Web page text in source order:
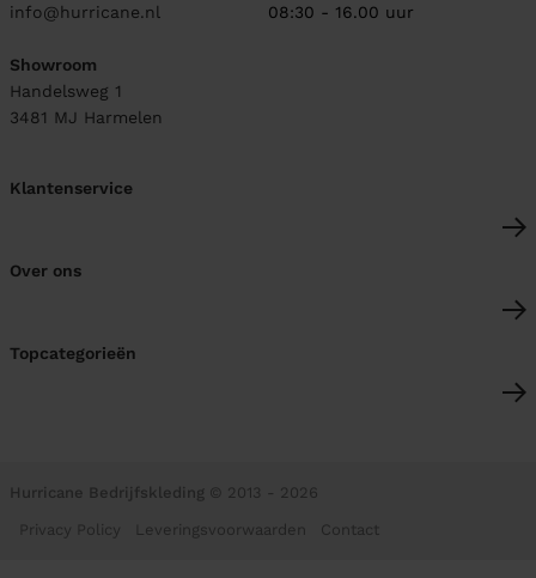
info@hurricane.nl
Showroom
Handelsweg 1
3481 MJ Harmelen
08:30 - 16.00 uur
Klantenservice
Over ons
Topcategorieën
Hurricane Bedrijfskleding © 2013 - 2026
Privacy Policy Leveringsvoorwaarden Contact